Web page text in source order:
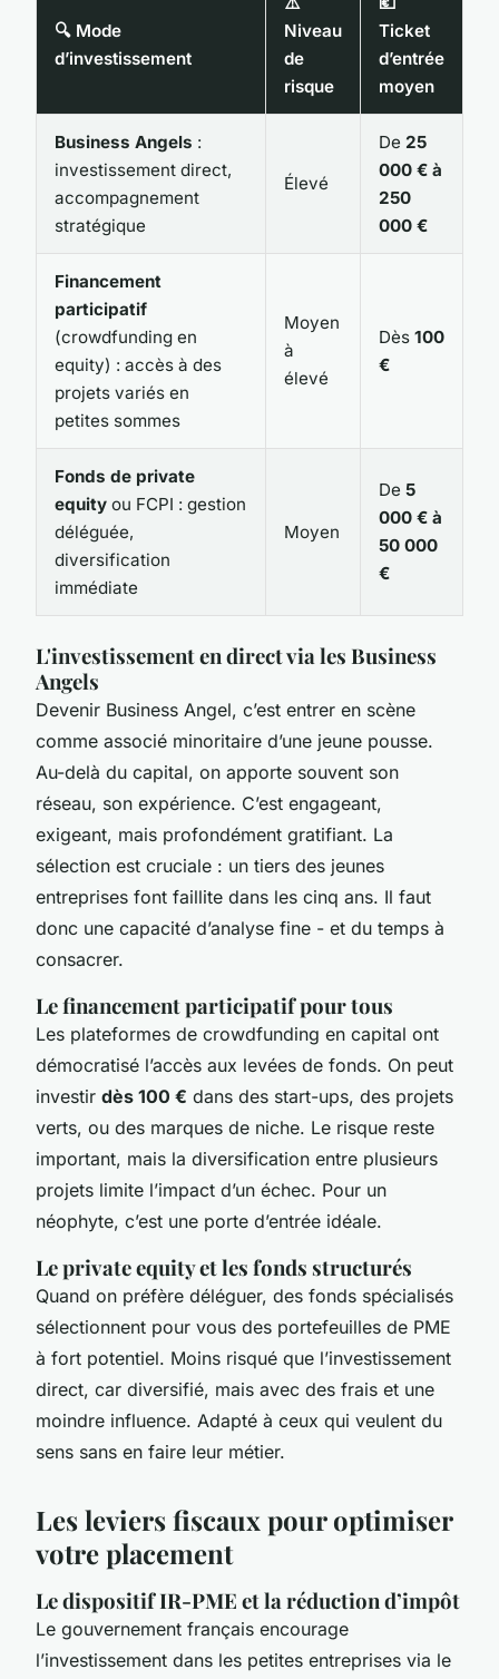
🔍 Mode
d’investissement
Niveau
de
risque
Ticket
d’entrée
moyen
Business Angels :
investissement direct,
accompagnement
stratégique
Élevé
De 25
000 € à
250
000 €
Financement
participatif
(crowdfunding en
equity) : accès à des
projets variés en
petites sommes
Moyen
à
élevé
Dès 100
€
Fonds de private
equity ou FCPI : gestion
déléguée,
diversification
immédiate
Moyen
De 5
000 € à
50 000
€
L'investissement en direct via les Business
Angels
Devenir Business Angel, c’est entrer en scène
comme associé minoritaire d’une jeune pousse.
Au-delà du capital, on apporte souvent son
réseau, son expérience. C’est engageant,
exigeant, mais profondément gratifiant. La
sélection est cruciale : un tiers des jeunes
entreprises font faillite dans les cinq ans. Il faut
donc une capacité d’analyse fine - et du temps à
consacrer.
Le financement participatif pour tous
Les plateformes de crowdfunding en capital ont
démocratisé l’accès aux levées de fonds. On peut
investir dès 100 € dans des start-ups, des projets
verts, ou des marques de niche. Le risque reste
important, mais la diversification entre plusieurs
projets limite l’impact d’un échec. Pour un
néophyte, c’est une porte d’entrée idéale.
Le private equity et les fonds structurés
Quand on préfère déléguer, des fonds spécialisés
sélectionnent pour vous des portefeuilles de PME
à fort potentiel. Moins risqué que l’investissement
direct, car diversifié, mais avec des frais et une
moindre influence. Adapté à ceux qui veulent du
sens sans en faire leur métier.
Les leviers fiscaux pour optimiser
votre placement
Le dispositif IR-PME et la réduction d’impôt
Le gouvernement français encourage
l’investissement dans les petites entreprises via le